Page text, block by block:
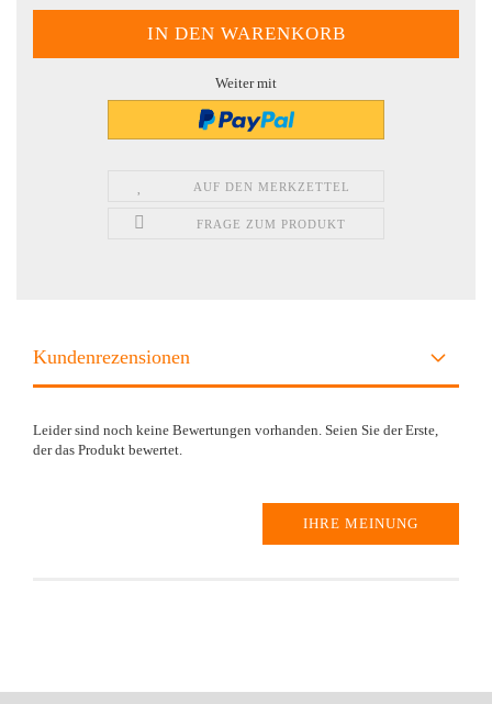
Weiter mit
AUF DEN MERKZETTEL
FRAGE ZUM PRODUKT
Kundenrezensionen
Leider sind noch keine Bewertungen vorhanden. Seien Sie der Erste,
der das Produkt bewertet.
IHRE MEINUNG